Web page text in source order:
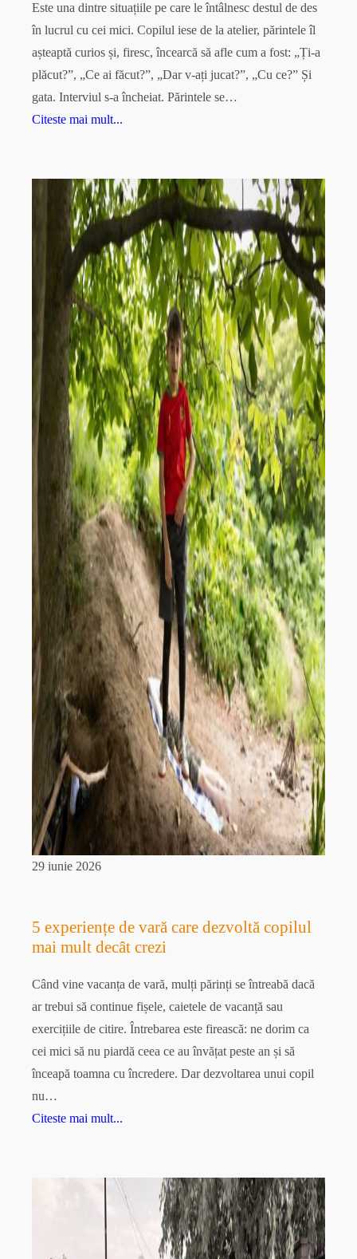
Este una dintre situațiile pe care le întâlnesc destul de des
în lucrul cu cei mici. Copilul iese de la atelier, părintele îl
așteaptă curios și, firesc, încearcă să afle cum a fost: „Ți-a
plăcut?”, „Ce ai făcut?”, „Dar v-ați jucat?”, „Cu ce?” Și
gata. Interviul s-a încheiat. Părintele se…
Citeste mai mult...
29 iunie 2026
5 experiențe de vară care dezvoltă copilul
mai mult decât crezi
Când vine vacanța de vară, mulți părinți se întreabă dacă
ar trebui să continue fișele, caietele de vacanță sau
exercițiile de citire. Întrebarea este firească: ne dorim ca
cei mici să nu piardă ceea ce au învățat peste an și să
înceapă toamna cu încredere. Dar dezvoltarea unui copil
nu…
Citeste mai mult...